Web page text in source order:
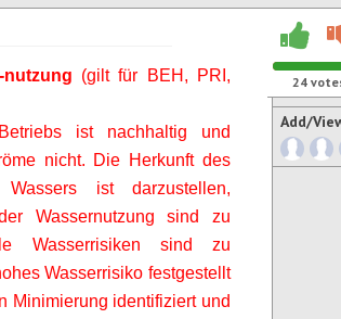
(gilt für BEH, PRI,
ist nachhaltig und
nicht. Die Herkunft des
ist darzustellen,
Wassernutzung sind zu
Wasserrisiken sind zu
Wasserrisiko festgestellt
Minimierung identifiziert und
24
Add/